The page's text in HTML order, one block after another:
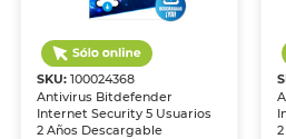
SKU:100024368
Antivirus Bitdefender
Internet Security 5 Usuarios
2 Años Descargable